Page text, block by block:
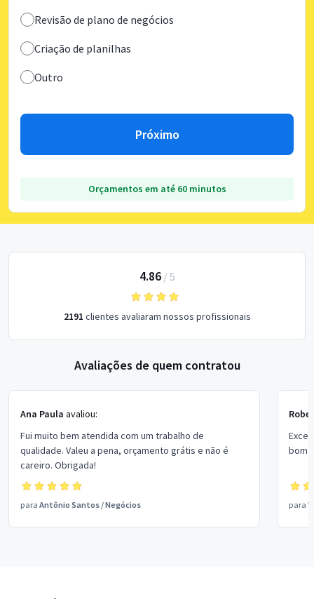
Revisão de plano de negócios
Criação de planilhas
Outro
Próximo
Orçamentos em até 60 minutos
4.86/ 5
2191 clientes avaliaram nossos profissionais
Avaliações de quem contratou
Ana Paula avaliou:
Fui muito bem atendida com um trabalho de
qualidade. Valeu a pena, orçamento grátis e não é
careiro. Obrigada!
para Antônio Santos /Negócios
bom
para